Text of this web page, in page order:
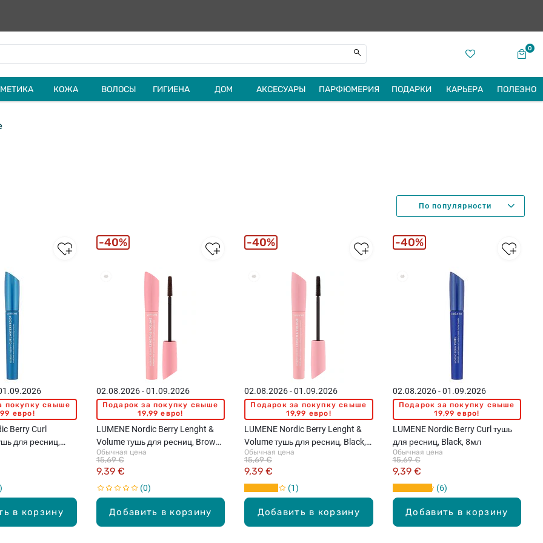
0
КОЖА ВОЛОСЫ ГИГИЕНА ДОМ АКСЕСУАРЫ ПАРФЮМЕРИЯ ПОДАРКИ КАРЬЕРА ПОЛЕЗНО
в корзину
покупку свыше
евро!
Berry Curl
для ресниц,
Добавить в корзину
02.08.2026 - 01.09.2026
Подарок за покупку свыше
19,99 евро!
LUMENE Nordic Berry Lenght &
Volume тушь для ресниц, Brown,
8мл
Обычная цена
9,39 €
15,69 €
0
40%
Добавить в корзину
02.08.2026 - 01.09.2026
Подарок за покупку свыше
19,99 евро!
LUMENE Nordic Berry Lenght &
Volume тушь для ресниц, Black,
8мл
Обычная цена
9,39 €
15,69 €
1
40%
Добавить в корзину
02.08.2026 - 01.09.2026
Подарок за покупку свыше
19,99 евро!
LUMENE Nordic Berry Curl тушь
для ресниц, Black, 8мл
Обычная цена
9,39 €
15,69 €
6
40%